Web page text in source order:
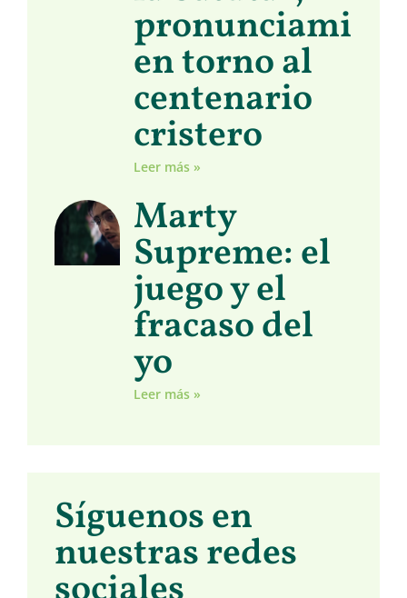
en torno al
centenario
cristero
Leer más »
Marty
Supreme: el
juego y el
fracaso del
yo
Leer más »
Síguenos en
nuestras redes